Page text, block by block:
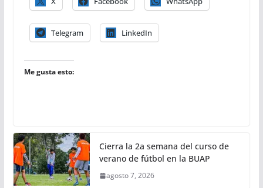
Telegram LinkedIn
Me gusta esto:
Cierra la 2a semana del curso de
verano de fútbol en la BUAP
agosto 7, 2026